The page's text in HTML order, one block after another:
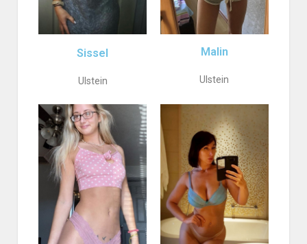
Sissel
Ulstein
Malin
Ulstein